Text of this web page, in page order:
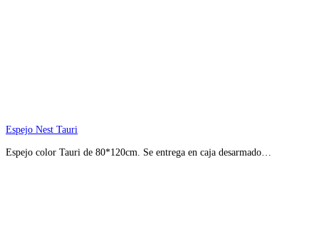
Espejo Nest Tauri
Espejo color Tauri de 80*120cm. Se entrega en caja desarmado…